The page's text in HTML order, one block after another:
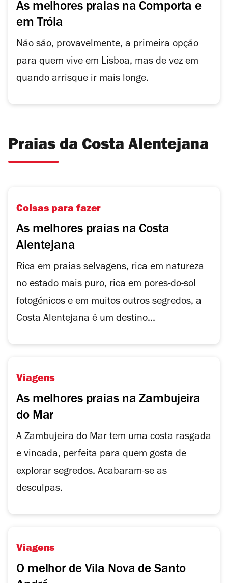
As melhores praias na Comporta e
em Tróia
Não são, provavelmente, a primeira opção
para quem vive em Lisboa, mas de vez em
quando arrisque ir mais longe.
Praias da Costa Alentejana
Coisas para fazer
As melhores praias na Costa
Alentejana
Rica em praias selvagens, rica em natureza
no estado mais puro, rica em pores-do-sol
fotogénicos e em muitos outros segredos, a
Costa Alentejana é um destino...
Viagens
As melhores praias na Zambujeira
do Mar
A Zambujeira do Mar tem uma costa rasgada
e vincada, perfeita para quem gosta de
explorar segredos. Acabaram-se as
desculpas.
Viagens
O melhor de Vila Nova de Santo